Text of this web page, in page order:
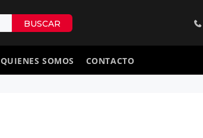
BUSCAR
QUIENES SOMOS CONTACTO